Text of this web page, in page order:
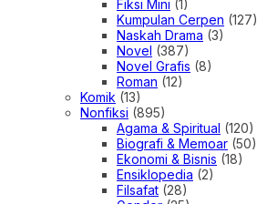
Fiksi Mini (1)
Kumpulan Cerpen (127)
Naskah Drama (3)
Novel (387)
Novel Grafis (8)
Roman (12)
Komik (13)
Nonfiksi (895)
Agama & Spiritual (120)
Biografi & Memoar (50)
Ekonomi & Bisnis (18)
Ensiklopedia (2)
Filsafat (28)